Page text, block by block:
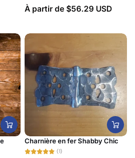
Prix: élevé à faible
ancienne à la plus
Date, de la plus
récente à la plus
ancienne
À partir de $56.29 USD
Charnière en fer Shabby Chic
(1)